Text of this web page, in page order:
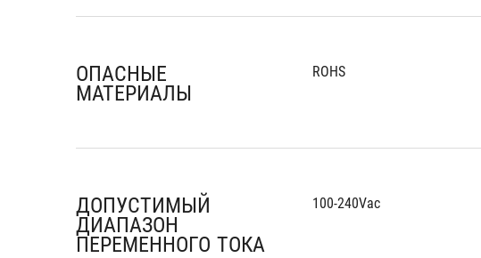
ОПАСНЫЕ
МАТЕРИАЛЫ
ROHS
ДОПУСТИМЫЙ
ДИАПАЗОН
ПЕРЕМЕННОГО ТОКА
100-240Vac